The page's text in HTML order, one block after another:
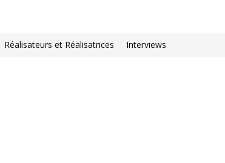
Réalisateurs et Réalisatrices Interviews